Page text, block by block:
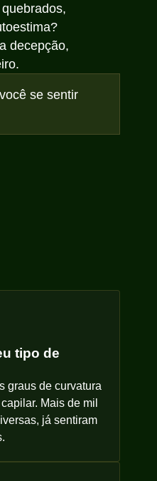
decepção,
se sentir
tipo de
graus de curvatura
Mais de mil
já sentiram